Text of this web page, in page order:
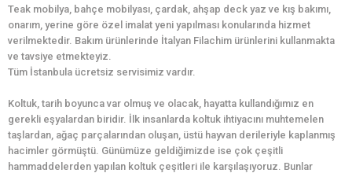
Teak mobilya, bahçe mobilyası, çardak, ahşap deck yaz ve kış bakımı,
onarım, yerine göre özel imalat yeni yapılması konularında hizmet
verilmektedir. Bakım ürünlerinde İtalyan Filachim ürünlerini kullanmakta
ve tavsiye etmekteyiz.
Tüm İstanbula ücretsiz servisimiz vardır.
Koltuk, tarih boyunca var olmuş ve olacak, hayatta kullandığımız en
gerekli eşyalardan biridir. İlk insanlarda koltuk ihtiyacını muhtemelen
taşlardan, ağaç parçalarından oluşan, üstü hayvan derileriyle kaplanmış
hacimler görmüştü. Günümüze geldiğimizde ise çok çeşitli
hammaddelerden yapılan koltuk çeşitleri ile karşılaşıyoruz. Bunlar